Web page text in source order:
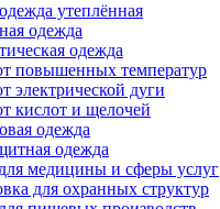
утеплённая
одежда
одежда
повышенных температур
электрической дуги
кислот и щелочей
одежда
одежда
медицины и сферы услуг
для охранных структур